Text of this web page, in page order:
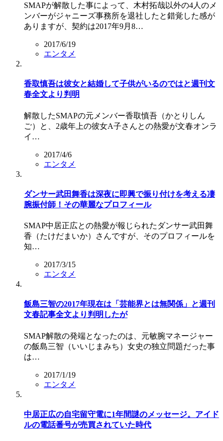
SMAPが解散した事によって、木村拓哉以外の4人のメ
ンバーがジャニーズ事務所を退社したと錯覚した感が
ありますが、契約は2017年9月8…
2017/6/19
エンタメ
香取慎吾は彼女と結婚して子供がいるのではと週刊文
春全文より判明
解散したSMAPの元メンバー香取慎吾（かとりしん
ご）と、2歳年上の彼女A子さんとの熱愛が文春オンラ
イ…
2017/4/6
エンタメ
ダンサー武田舞香は深夜に即興で振り付けを考える凄
腕振付師！その華麗なプロフィール
SMAP中居正広との熱愛が報じられたダンサー武田舞
香（たけだまいか）さんですが、そのプロフィールを
知…
2017/3/15
エンタメ
飯島三智の2017年現在は「芸能界とは無関係」と週刊
文春記事全文より判明したが
SMAP解散の発端となったのは、元敏腕マネージャー
の飯島三智（いいじまみち）女史の独立問題だった事
は…
2017/1/19
エンタメ
中居正広の自宅留守電に1年間謎のメッセージ。アイド
ルの電話番号が売買されていた時代